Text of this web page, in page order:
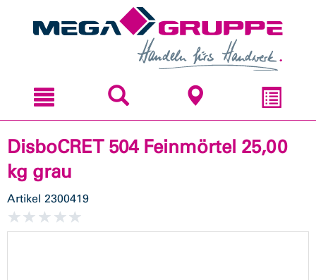
DisboCRET 504 Feinmörtel 25,00
kg grau
Artikel 2300419